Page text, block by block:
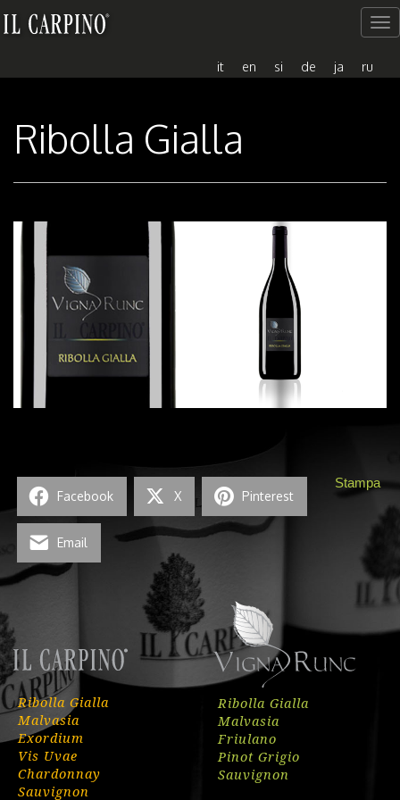
del
it en si de ja ru
Ribolla Gialla
Stampa
Facebook X Pinterest
Email
Ribolla Gialla
Malvasia
Exordium
Vis Uvae
Chardonnay
Sauvignon
Ribolla Gialla
Malvasia
Friulano
Pinot Grigio
Sauvignon